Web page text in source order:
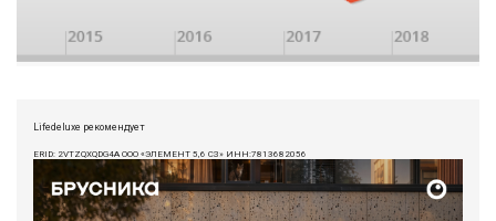
Lifedeluxe рекомендует
ERID: 2VTZQXQDG4A ООО «ЭЛЕМЕНТ 5,6 СЗ» ИНН:7813682056